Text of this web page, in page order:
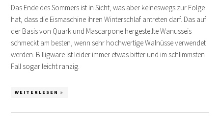
Das Ende des Sommers ist in Sicht, was aber keineswegs zur Folge
hat, dass die Eismaschine ihren Winterschlaf antreten darf. Das auf
der Basis von Quark und Mascarpone hergestellte Wanusseis
schmeckt am besten, wenn sehr hochwertige Walnüsse verwendet
werden. Billigware ist leider immer etwas bitter und im schlimmsten
Fall sogar leicht ranzig.
WEITERLESEN »